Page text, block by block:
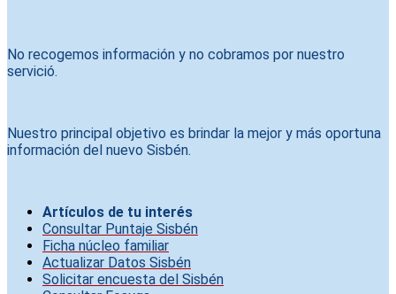
No recogemos información y no cobramos por nuestro
servició.
Nuestro principal objetivo es brindar la mejor y más oportuna
información del nuevo Sisbén.
Artículos de tu interés
Consultar Puntaje Sisbén
Ficha núcleo familiar
Actualizar Datos Sisbén
Solicitar encuesta del Sisbén